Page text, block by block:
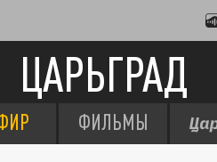
ЦАРЬГРАД
ФИЛЬМЫ